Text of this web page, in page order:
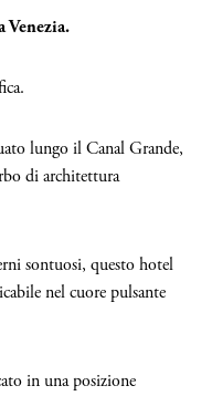
Venezia.
lungo il Canal Grande,
di architettura
sontuosi, questo hotel
nel cuore pulsante
in una posizione